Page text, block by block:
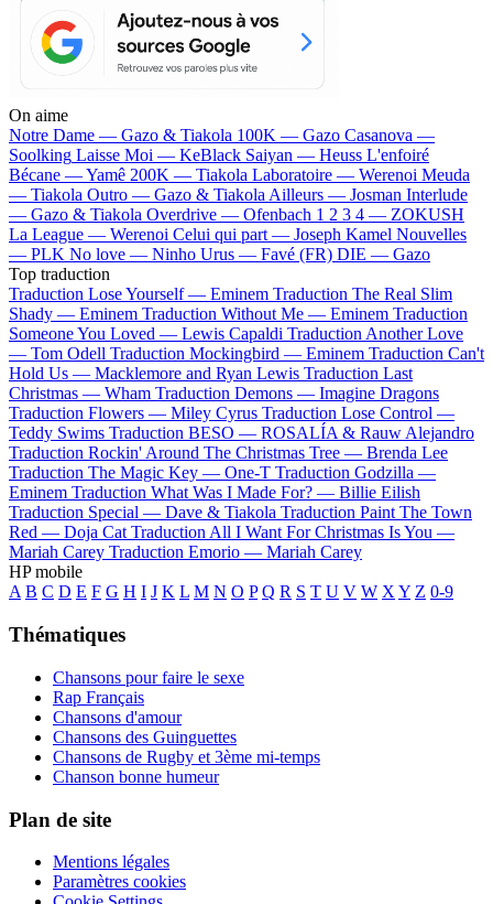
On aime
Notre Dame — Gazo & Tiakola 100K — Gazo Casanova —
Soolking Laisse Moi — KeBlack Saiyan — Heuss L'enfoiré
Bécane —Yamê 200K — Tiakola Laboratoire — Werenoi Meuda
— Tiakola Outro — Gazo & TiakolaAilleurs — Josman Interlude
— Gazo & Tiakola Overdrive — Ofenbach 1 2 3 4 — ZOKUSH
La League — Werenoi Celui qui part — Joseph Kamel Nouvelles
— PLK No love — Ninho Urus — Favé (FR) DIE — Gazo
Top traduction
Traduction Lose Yourself — Eminem Traduction The Real Slim
Shady — Eminem Traduction Without Me — Eminem Traduction
Someone You Loved — Lewis Capaldi Traduction Another Love
— Tom Odell Traduction Mockingbird — Eminem Traduction Can't
Hold Us — Macklemore and Ryan Lewis Traduction Last
Christmas — Wham Traduction Demons — Imagine Dragons
Traduction Flowers — Miley Cyrus Traduction Lose Control —
Teddy Swims Traduction BESO — ROSALÍA & Rauw Alejandro
Traduction Rockin' Around The Christmas Tree — Brenda Lee
Traduction The Magic Key — One-T Traduction Godzilla —
Eminem Traduction What Was I Made For? — Billie Eilish
Traduction Special — Dave & Tiakola Traduction Paint The Town
Red — Doja Cat Traduction All I Want For Christmas Is You —
Mariah Carey Traduction Emorio — Mariah Carey
HP mobile
A B C D E F G H I J K L M N O P Q R S T U V W XY Z 0-9
Thématiques
Chansons pour faire le sexe
Rap Français
Chansons d'amour
Chansons des Guinguettes
Chansons de Rugby et 3ème mi-temps
Chanson bonne humeur
Plan de site
Mentions légales
Paramètres cookies